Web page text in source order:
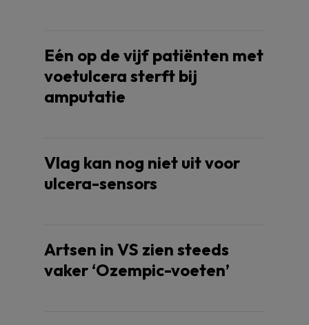
Eén op de vijf patiënten met
voetulcera sterft bij
amputatie
Vlag kan nog niet uit voor
ulcera-sensors
Artsen in VS zien steeds
vaker ‘Ozempic-voeten’